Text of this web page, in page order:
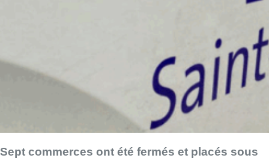
Sept commerces ont été fermés et placés sous